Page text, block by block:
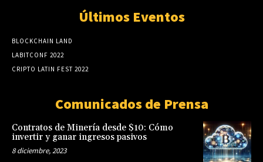
Últimos Eventos
BLOCKCHAIN LAND
LABITCONF 2022
CRIPTO LATIN FEST 2022
Comunicados de Prensa
Contratos de Minería desde $10: Cómo
invertir y ganar ingresos pasivos
8 diciembre, 2023